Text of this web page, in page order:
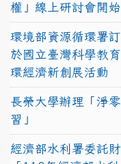
權」線上研討會開
環境部資源循環署
於國立臺灣科學教
環經濟新創展活動
長榮大學辦理「淨
習」
經濟部水利署委託